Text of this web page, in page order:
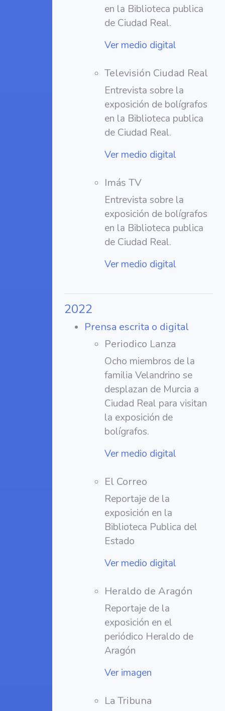
en la Biblioteca publica
de Ciudad Real.
Ver medio digital
Televisión Ciudad Real
Entrevista sobre la
exposición de bolígrafos
en la Biblioteca publica
de Ciudad Real.
Ver medio digital
Imás TV
Entrevista sobre la
exposición de bolígrafos
en la Biblioteca publica
de Ciudad Real.
Ver medio digital
2022
Prensa escrita o digital
Periodico Lanza
Ocho miembros de la
familia Velandrino se
desplazan de Murcia a
Ciudad Real para visitan
la exposición de
bolígrafos.
Ver medio digital
El Correo
Reportaje de la
exposición en la
Biblioteca Publica del
Estado
Ver medio digital
Heraldo de Aragón
Reportaje de la
exposición en el
periódico Heraldo de
Aragón
Ver imagen
La Tribuna